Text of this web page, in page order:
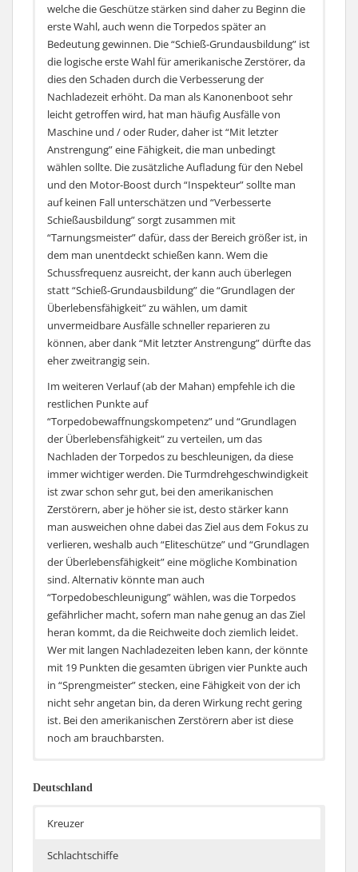
welche die Geschütze stärken sind daher zu Beginn die
erste Wahl, auch wenn die Torpedos später an
Bedeutung gewinnen. Die “Schieß-Grundausbildung” ist
die logische erste Wahl für amerikanische Zerstörer, da
dies den Schaden durch die Verbesserung der
Nachladezeit erhöht. Da man als Kanonenboot sehr
leicht getroffen wird, hat man häufig Ausfälle von
Maschine und / oder Ruder, daher ist “Mit letzter
Anstrengung” eine Fähigkeit, die man unbedingt
wählen sollte. Die zusätzliche Aufladung für den Nebel
und den Motor-Boost durch “Inspekteur” sollte man
auf keinen Fall unterschätzen und “Verbesserte
Schießausbildung” sorgt zusammen mit
“Tarnungsmeister” dafür, dass der Bereich größer ist, in
dem man unentdeckt schießen kann. Wem die
Schussfrequenz ausreicht, der kann auch überlegen
statt “Schieß-Grundausbildung” die “Grundlagen der
Überlebensfähigkeit” zu wählen, um damit
unvermeidbare Ausfälle schneller reparieren zu
können, aber dank “Mit letzter Anstrengung” dürfte das
eher zweitrangig sein.
Im weiteren Verlauf (ab der Mahan) empfehle ich die
restlichen Punkte auf
“Torpedobewaffnungskompetenz” und “Grundlagen
der Überlebensfähigkeit” zu verteilen, um das
Nachladen der Torpedos zu beschleunigen, da diese
immer wichtiger werden. Die Turmdrehgeschwindigkeit
ist zwar schon sehr gut, bei den amerikanischen
Zerstörern, aber je höher sie ist, desto stärker kann
man ausweichen ohne dabei das Ziel aus dem Fokus zu
verlieren, weshalb auch “Eliteschütze” und “Grundlagen
der Überlebensfähigkeit” eine mögliche Kombination
sind. Alternativ könnte man auch
“Torpedobeschleunigung” wählen, was die Torpedos
gefährlicher macht, sofern man nahe genug an das Ziel
heran kommt, da die Reichweite doch ziemlich leidet.
Wer mit langen Nachladezeiten leben kann, der könnte
mit 19 Punkten die gesamten übrigen vier Punkte auch
in “Sprengmeister” stecken, eine Fähigkeit von der ich
nicht sehr angetan bin, da deren Wirkung recht gering
ist. Bei den amerikanischen Zerstörern aber ist diese
noch am brauchbarsten.
unterstützend):
Deutschland
Kreuzer
Schlachtschiffe